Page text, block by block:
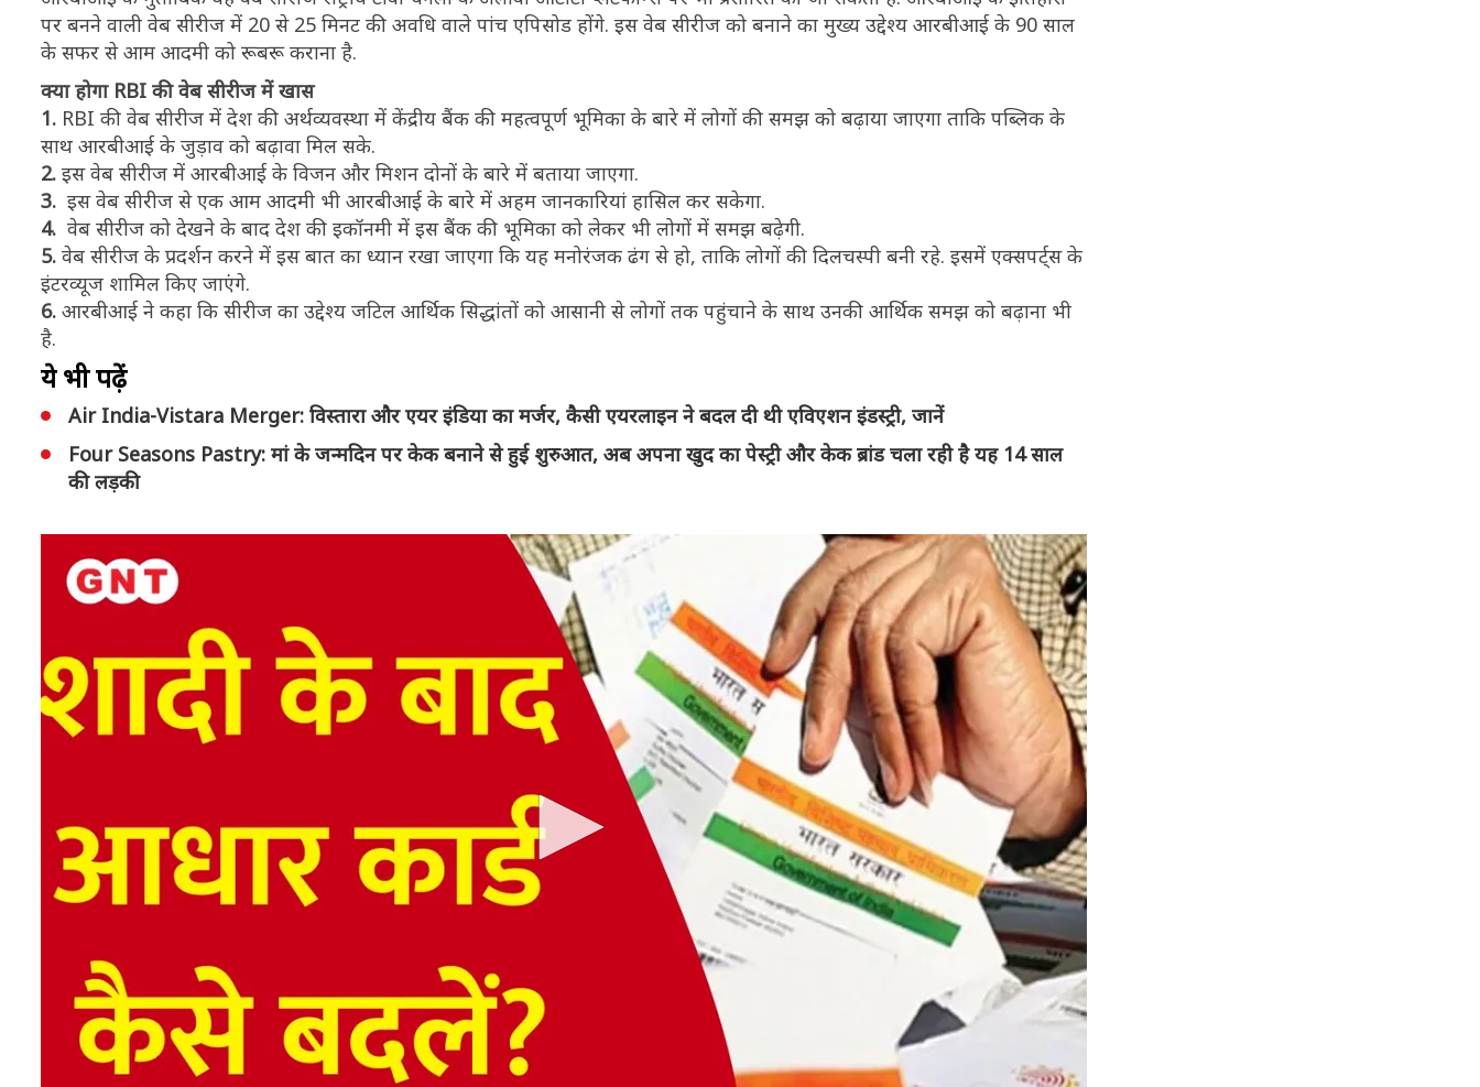
पर बनने वाली वेब सीरीज में 20 से 25 मिनट की अवधि वाले पांच एपिसोड होंगे. इस वेब सीरीज को बनाने का मुख्य उद्देश्य आरबीआई के 90 साल
के सफर से आम आदमी को रूबरू कराना है.
क्या होगा RBI की वेब सीरीज में खास
1. RBI की वेब सीरीज में देश की अर्थव्यवस्था में केंद्रीय बैंक की महत्वपूर्ण भूमिका के बारे में लोगों की समझ को बढ़ाया जाएगा ताकि पब्लिक के
साथ आरबीआई के जुड़ाव को बढ़ावा मिल सके.
2. इस वेब सीरीज में आरबीआई के विजन और मिशन दोनों के बारे में बताया जाएगा.
3. इस वेब सीरीज से एक आम आदमी भी आरबीआई के बारे में अहम जानकारियां हासिल कर सकेगा.
4. वेब सीरीज को देखने के बाद देश की इकॉनमी में इस बैंक की भूमिका को लेकर भी लोगों में समझ बढ़ेगी.
5. वेब सीरीज के प्रदर्शन करने में इस बात का ध्यान रखा जाएगा कि यह मनोरंजक ढंग से हो, ताकि लोगों की दिलचस्पी बनी रहे. इसमें एक्सपर्ट्स के
इंटरव्यूज शामिल किए जाएंगे.
6. आरबीआई ने कहा कि सीरीज का उद्देश्य जटिल आर्थिक सिद्धांतों को आसानी से लोगों तक पहुंचाने के साथ उनकी आर्थिक समझ को बढ़ाना भी
है.
ये भी पढ़ें
Air India-Vistara Merger: विस्तारा और एयर इंडिया का मर्जर, कैसी एयरलाइन ने बदल दी थी एविएशन इंडस्ट्री, जानें
Four Seasons Pastry: मां के जन्मदिन पर केक बनाने से हुई शुरुआत, अब अपना खुद का पेस्ट्री और केक ब्रांड चला रही है यह 14 साल
की लड़की